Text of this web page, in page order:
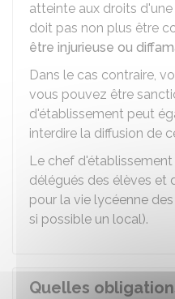
atteinte aux droits
doit pas non plus être
être injurieuse ou
Dans le cas contraire,
vous pouvez être
d'établissement peut
interdire la diffusion de
Le chef
délégués des élèves et
pour la vie lycéenne
si possible un local).
Quelles